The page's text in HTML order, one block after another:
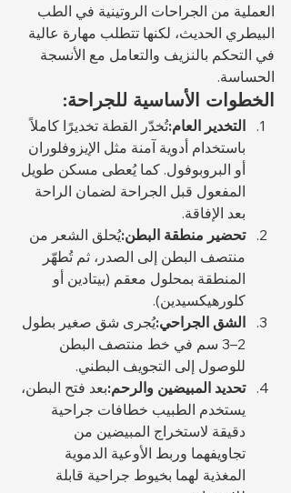
العملية من الجراحات الروتينية في الطب
البيطري الحديث، لكنها تتطلب مهارة عالية
في التحكم بالنزيف والتعامل مع الأنسجة
الحساسة.
الخطوات الأساسية للجراحة:
التخدير العام:تُخدّر القطة تخديرًا كاملاً
باستخدام أدوية آمنة مثل الإيزوفلوران
أو البروبوفول. كما يُعطى مسكن طويل
المفعول قبل الجراحة لضمان الراحة
بعد الإفاقة.
تحضير منطقة البطن:يُحلق الشعر من
منتصف البطن إلى الصدر، ثم تُطهّر
المنطقة بمحلول معقم (بيتادين أو
كلورهيكسيدين).
الشق الجراحي:يُجرى شق صغير بطول
2–3 سم في خط منتصف البطن
للوصول إلى التجويف البطني.
تحديد المبيضين والرحم:بعد فتح البطن،
يستخدم الطبيب خطافات جراحية
دقيقة لاستخراج المبيضين من
تجاويفهما وربط الأوعية الدموية
المغذية لهما بخيوط جراحية قابلة